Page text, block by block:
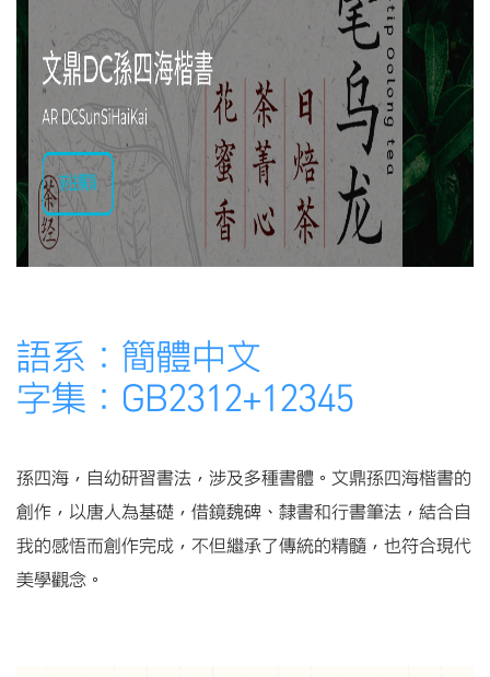
語系：簡體中文
字集： GB2312+12345
孫四海，自幼研習書法，涉及多種書體。文鼎孫四海楷書的
創作，以唐人為基礎，借鏡魏碑、隸書和行書筆法，結合自
我的感悟而創作完成，不但繼承了傳統的精髓，也符合現代
美學觀念。